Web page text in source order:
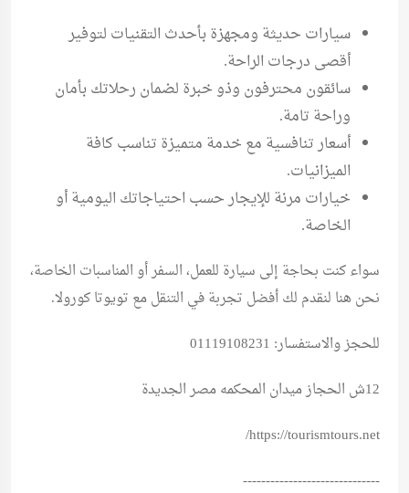
سيارات حديثة ومجهزة بأحدث التقنيات لتوفير
أقصى درجات الراحة.
سائقون محترفون وذو خبرة لضمان رحلاتك بأمان
وراحة تامة.
أسعار تنافسية مع خدمة متميزة تناسب كافة
الميزانيات.
خيارات مرنة للإيجار حسب احتياجاتك اليومية أو
الخاصة.
سواء كنت بحاجة إلى سيارة للعمل، السفر أو المناسبات الخاصة،
نحن هنا لنقدم لك أفضل تجربة في التنقل مع تويوتا كورولا.
للحجز والاستفسار: 01119108231
12ش الحجاز ميدان المحكمه مصر الجديدة
https://tourismtours.net/
------------------------------